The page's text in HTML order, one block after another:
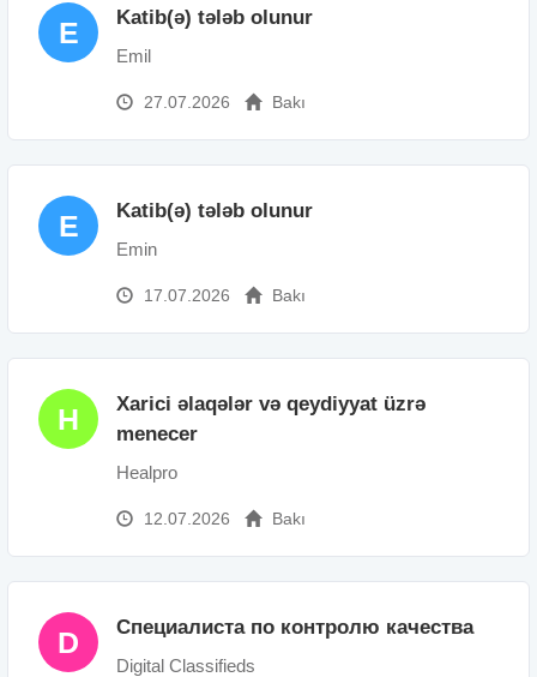
E Katib(ə) tələb olunur
Emil
27.07.2026 Bakı
E Katib(ə) tələb olunur
Emin
17.07.2026 Bakı
H
Xarici əlaqələr və qeydiyyat üzrə
menecer
Healpro
12.07.2026 Bakı
D Специалиста по контролю качества
Digital Classifieds